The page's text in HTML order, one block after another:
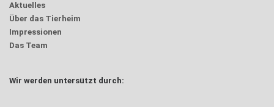
Aktuelles
Über das Tierheim
Impressionen
Das Team
Wir werden untersützt durch: